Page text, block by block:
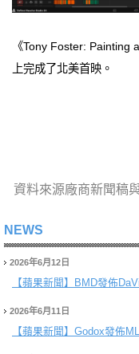
《Tony Foster: Painting
上完成了北美首映。
資料來源廠商新聞稿
NEWS
2026年6月12日
【蘋果新聞】 BMD發佈
2026年6月11日
【蘋果新聞】 Godox發佈